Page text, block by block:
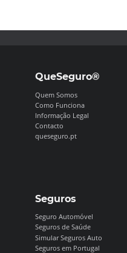
QueSeguro®
Quem Somos
Como Funciona
Informação Legal
Contacto
queseguro.pt
Seguros
Seguro Automóvel
Seguros de Saúde
Simular Seguros Auto
Seguros em Portugal